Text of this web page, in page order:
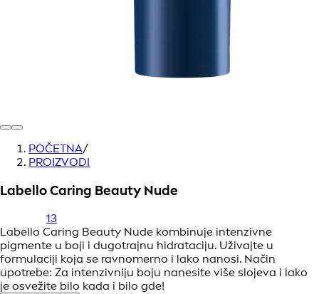
POČETNA/
PROIZVODI
Labello Caring Beauty Nude
13
Labello Caring Beauty Nude kombinuje intenzivne
pigmente u boji i dugotrajnu hidrataciju. Uživajte u
formulaciji koja se ravnomerno i lako nanosi. Način
upotrebe: Za intenzivniju boju nanesite više slojeva i lako
je osvežite bilo kada i bilo gde!